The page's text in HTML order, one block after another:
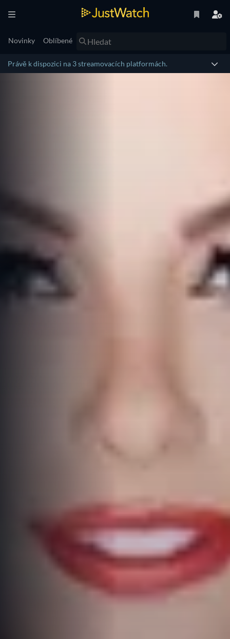
Novinky Oblíbené
Právě k dispozici na 3 streamovacích platformách.